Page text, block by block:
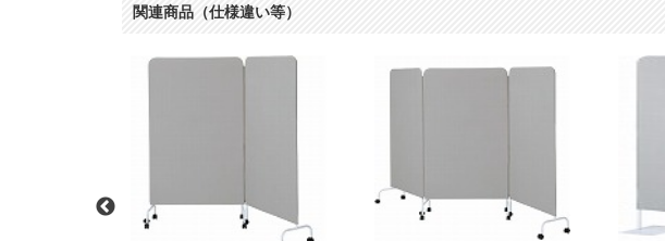
関連商品（仕様違い等）